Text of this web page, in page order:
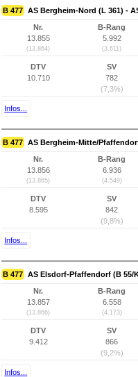
B 477 AS Bergheim-Nord (L 361) -
Nr.
13.855
(13.864)
B-Rang
5.992
(3.611)
DTV
10.710
SV
782
(7,3%)
Infos...
B 477 AS Bergheim-Mitte/
Nr.
13.856
(13.865)
B-Rang
6.936
(4.549)
DTV
8.595
SV
842
(9,8%)
Infos...
B 477 AS Elsdorf-Pfaffendorf (B 55/
Nr.
13.857
(13.866)
B-Rang
6.558
(4.173)
DTV
9.412
SV
866
(9,2%)
Infos...